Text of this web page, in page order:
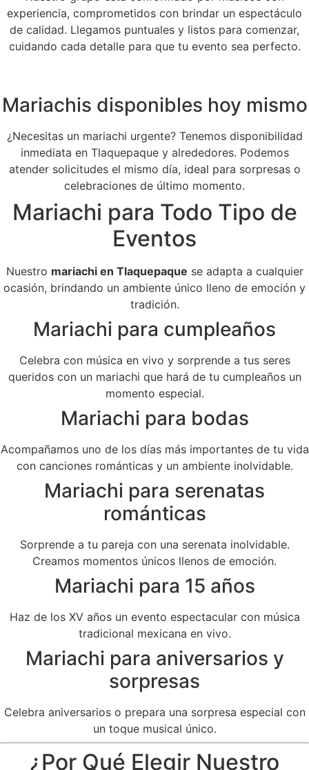
experiencia, comprometidos con brindar un espectáculo
de calidad. Llegamos puntuales y listos para comenzar,
cuidando cada detalle para que tu evento sea perfecto.
Mariachis disponibles hoy mismo
¿Necesitas un mariachi urgente? Tenemos disponibilidad
inmediata en Tlaquepaque y alrededores. Podemos
atender solicitudes el mismo día, ideal para sorpresas o
celebraciones de último momento.
Mariachi para Todo Tipo de
Eventos
Nuestro mariachi en Tlaquepaque se adapta a cualquier
ocasión, brindando un ambiente único lleno de emoción y
tradición.
Mariachi para cumpleaños
Celebra con música en vivo y sorprende a tus seres
queridos con un mariachi que hará de tu cumpleaños un
momento especial.
Mariachi para bodas
Acompañamos uno de los días más importantes de tu vida
con canciones románticas y un ambiente inolvidable.
Mariachi para serenatas
románticas
Sorprende a tu pareja con una serenata inolvidable.
Creamos momentos únicos llenos de emoción.
Mariachi para 15 años
Haz de los XV años un evento espectacular con música
tradicional mexicana en vivo.
Mariachi para aniversarios y
sorpresas
Celebra aniversarios o prepara una sorpresa especial con
un toque musical único.
¿Por Qué Elegir Nuestro